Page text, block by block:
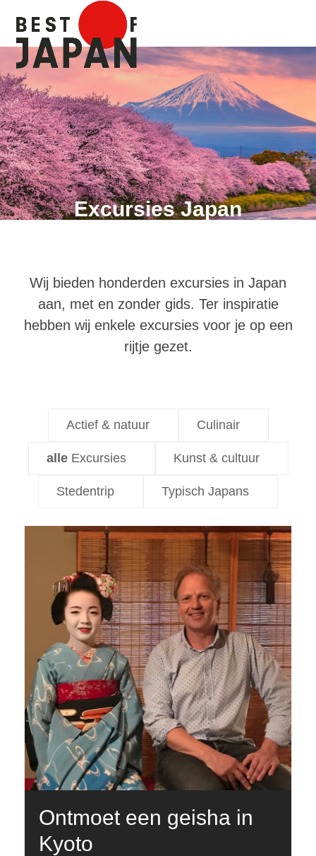
content
mobile
menu
mobile
menu
Excursies Japan
Wij bieden honderden excursies in Japan
aan, met en zonder gids. Ter inspiratie
hebben wij enkele excursies voor je op een
rijtje gezet.
Actief & natuur Culinair
Excursies Kunst & cultuur
Stedentrip Typisch Japans
Ontmoet een geisha in
Kyoto